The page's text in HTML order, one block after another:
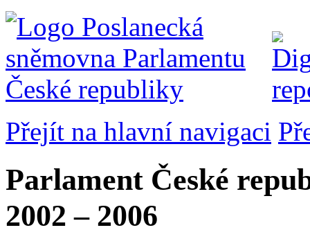
Přejít na hlavní navigaci
Parlament České
2002 – 2006